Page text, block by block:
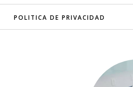
POLITICA DE PRIVACIDAD